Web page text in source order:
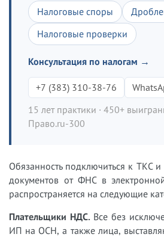
Налоговые споры
Налоговые проверки
Консультация по налогам →
+7 (383) 310-38-76
15 лет практики · 450+
Право.ru-300
Обязанность подключиться к ТКС и
документов от ФНС в
распространяется на следующие
Плательщики НДС. Все без
ИП на ОСН, а также лица,